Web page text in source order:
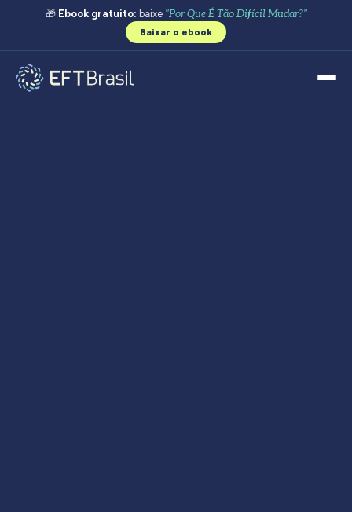
🎁 Ebook gratuito: baixe "Por Que É Tão Difícil Mudar?"
Baixar o ebook